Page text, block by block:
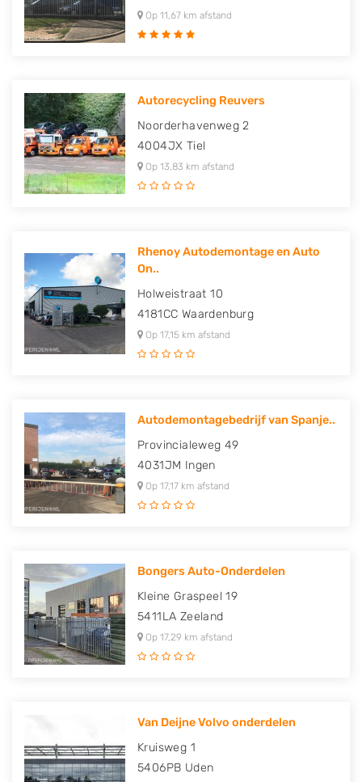
Op 11,67 km afstand
Autorecycling Reuvers
Noorderhavenweg 2
4004JX Tiel
Op 13,83 km afstand
Rhenoy Autodemontage en Auto
On..
Holweistraat 10
4181CC Waardenburg
Op 17,15 km afstand
Autodemontagebedrijf van Spanje..
Provincialeweg 49
4031JM Ingen
Op 17,17 km afstand
Bongers Auto-Onderdelen
Kleine Graspeel 19
5411LA Zeeland
Op 17,29 km afstand
Van Deijne Volvo onderdelen
Kruisweg 1
5406PB Uden